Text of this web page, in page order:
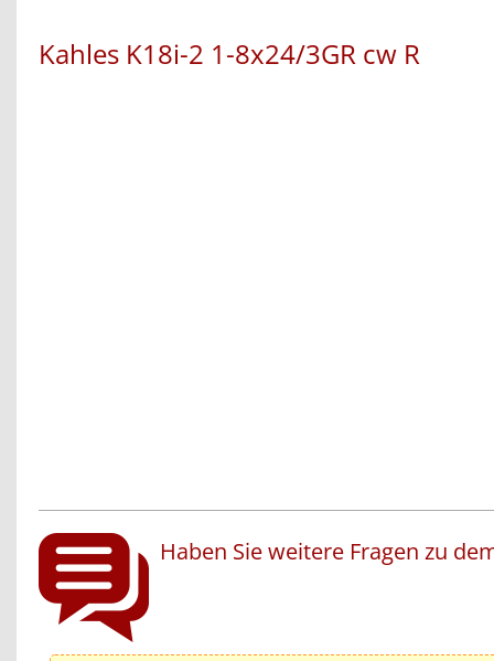
Kahles K18i-2 1-8x24/3GR cw R
Haben Sie weitere Fragen zu